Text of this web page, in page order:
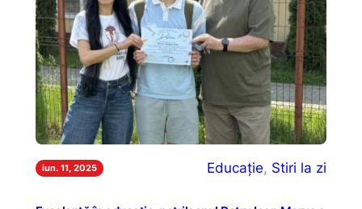
iun. 11, 2025 Educație, Stiri la zi